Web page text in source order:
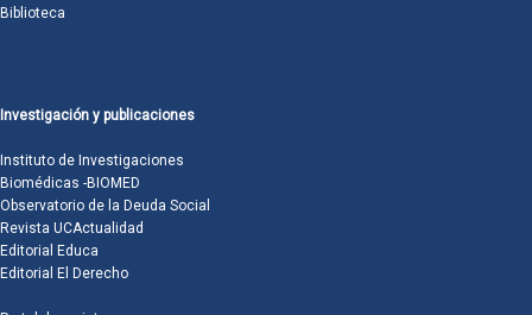
Biblioteca
Investigación y publicaciones
Instituto de Investigaciones
Biomédicas -BIOMED
Observatorio de la Deuda Social
Revista UCActualidad
Editorial Educa
Editorial El Derecho